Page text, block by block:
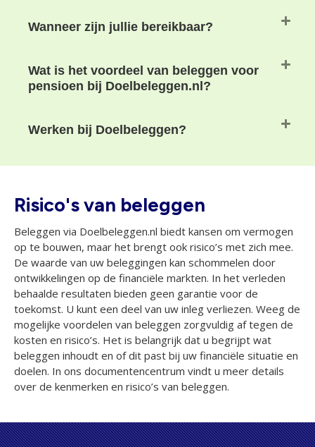
Wanneer zijn jullie bereikbaar?
Wat is het voordeel van beleggen voor
pensioen bij Doelbeleggen.nl?
Werken bij Doelbeleggen?
Risico's van beleggen
Beleggen via Doelbeleggen.nl biedt kansen om vermogen
op te bouwen, maar het brengt ook risico’s met zich mee.
De waarde van uw beleggingen kan schommelen door
ontwikkelingen op de financiële markten. In het verleden
behaalde resultaten bieden geen garantie voor de
toekomst. U kunt een deel van uw inleg verliezen. Weeg de
mogelijke voordelen van beleggen zorgvuldig af tegen de
kosten en risico’s. Het is belangrijk dat u begrijpt wat
beleggen inhoudt en of dit past bij uw financiële situatie en
doelen. In ons documentencentrum vindt u meer details
over de kenmerken en risico’s van beleggen.